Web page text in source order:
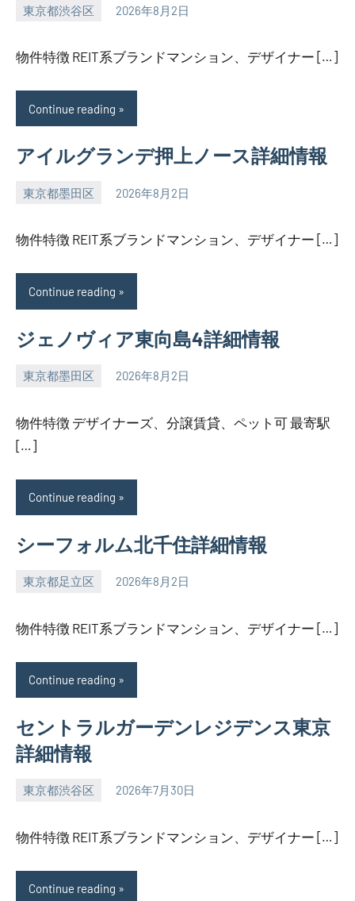
東京都渋谷区 2026年8月2日
SEZIMO
物件特徴 REIT系ブランドマンション、デザイナー […]
Continue reading
アイルグランデ押上ノース詳細情報
東京都墨田区 2026年8月2日
SEZIMO
物件特徴 REIT系ブランドマンション、デザイナー […]
Continue reading
ジェノヴィア東向島4詳細情報
東京都墨田区 2026年8月2日
SEZIMO
物件特徴 デザイナーズ、分譲賃貸、ペット可 最寄駅
[…]
Continue reading
シーフォルム北千住詳細情報
東京都足立区 2026年8月2日
SEZIMO
物件特徴 REIT系ブランドマンション、デザイナー […]
Continue reading
セントラルガーデンレジデンス東京
詳細情報
東京都渋谷区 2026年7月30日
SEZIMO
物件特徴 REIT系ブランドマンション、デザイナー […]
Continue reading